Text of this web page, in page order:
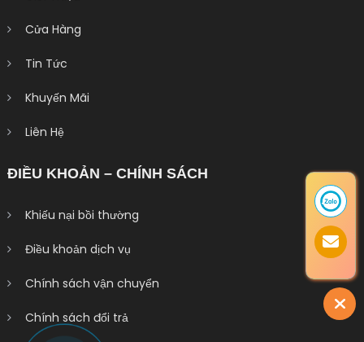
Cửa Hàng
Tin Tức
Khuyến Mãi
Liên Hệ
ĐIỀU KHOẢN – CHÍNH SÁCH
Khiếu nại bồi thường
Điều khoản dịch vụ
Chính sách vận chuyển
Chính sách đổi trả